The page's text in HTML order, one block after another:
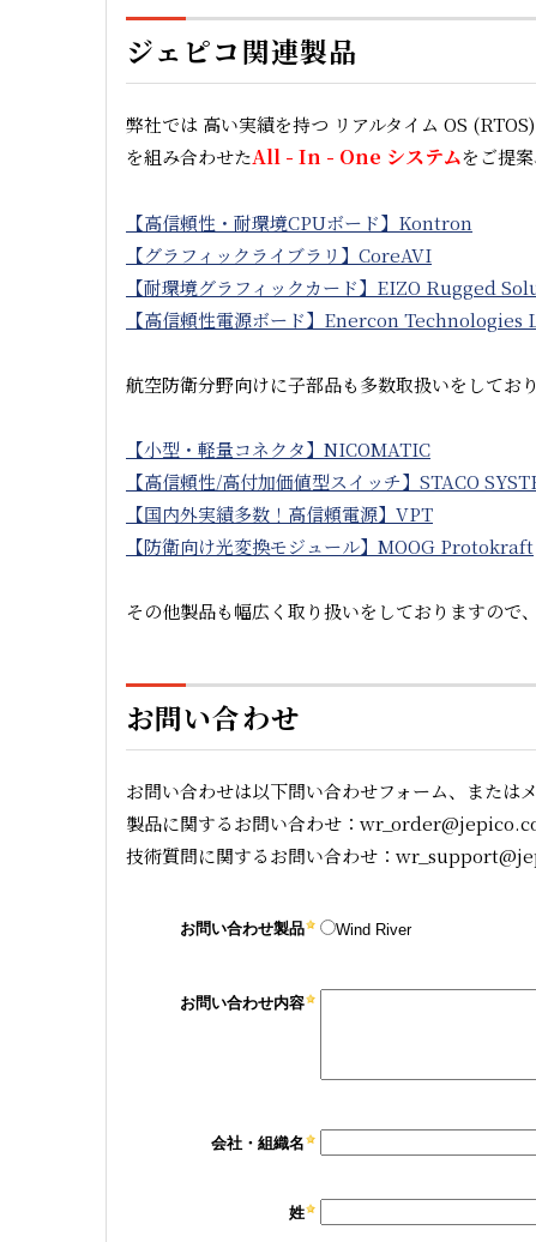
ジェピコ関連製品
弊社では 高い実績を持つ リアルタイム OS
を組み合わせたAll - In - One システムをご提
【高信頼性・耐環境CPUボード】Kontron
【グラフィックライブラリ】CoreAVI
【耐環境グラフィックカード】EIZO Rugged
【高信頼性電源ボード】Enercon Technologies
航空防衛分野向けに子部品も多数取扱いをしており
【小型・軽量コネクタ】NICOMATIC
【高信頼性/高付加価値型スイッチ】STACO
【国内外実績多数！高信頼電源】VPT
【防衛向け光変換モジュール】MOOG Protokraft
その他製品も幅広く取り扱いをしておりますので
お問い合わせ
お問い合わせは以下問い合わせフォーム、または
製品に関するお問い合わせ：
技術質問に関するお問い合わせ：